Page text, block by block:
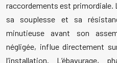
raccordements est primordiale.
sa souplesse et sa
minutieuse avant son
négligée, influe directement
l’installation. L’ébavurage,